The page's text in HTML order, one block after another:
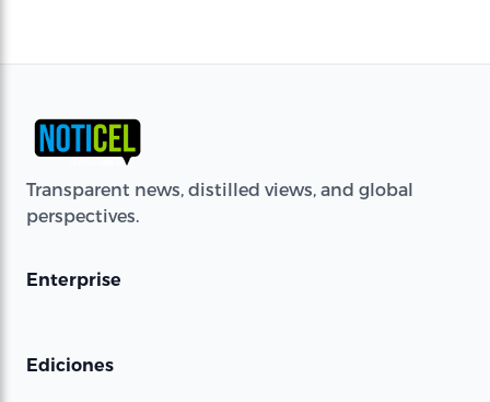
Transparent news, distilled views, and global
perspectives.
Enterprise
Ediciones